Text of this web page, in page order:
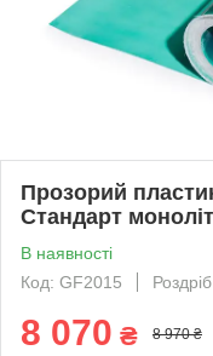
Прозорий
Стандарт
В наявності
Код: GF2015
Роздріб
8 070 ₴ 8 970 ₴